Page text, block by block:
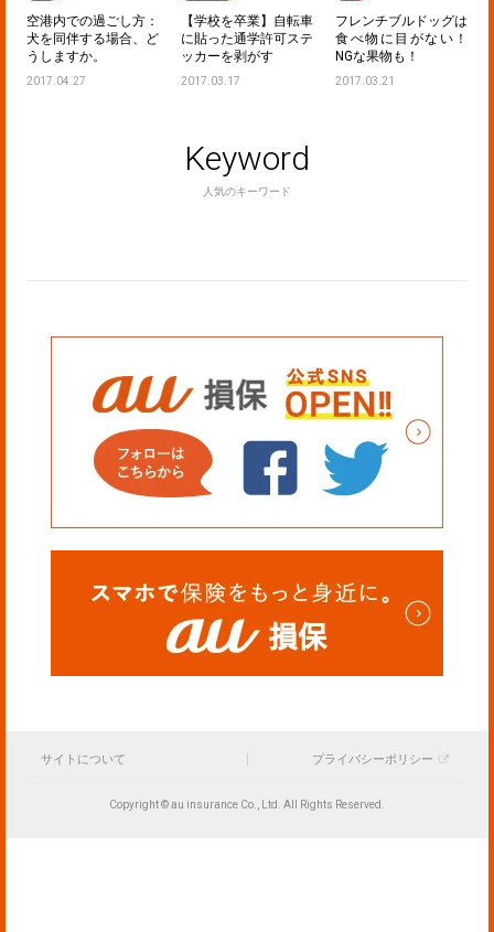
【学校を卒業】自転車
に貼った通学許可ステ
ッカーを剥がす
2017.03.17
フレンチブルドッグは
食べ物に目がない！
NGな果物も！
2017.03.21
落ち着きのあるポメラ
ニアンにしてみせる！
～子犬のしつけ～
2017.04.06
Keyword
人気のキーワード
サイトについて プライバシーポリシー
Copyright © au insurance Co., Ltd. All Rights Reserved.